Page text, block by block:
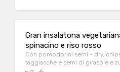
Gran insalatona
spinacino e riso rosso
Con pomodorini semi - dry,
taggiasche e semi di girasole e